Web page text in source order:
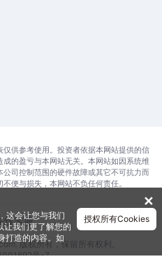
供参考使用。投资者依据本网站提供的信
的盈亏与本网站无关。本网站如因系统维
司控制范围的硬件故障或其它不可抗力而
便与损失，本网站不负任何责任。
线客服
版权所有，保留所有权利。
号-7
✕
这会让您与我们
让我们更了解您的
打造的内容。如
的信息，请查阅
授权所有Cookies